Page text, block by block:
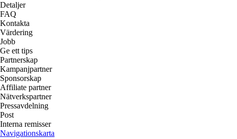
Detaljer
FAQ
Kontakta
Värdering
Jobb
Ge ett tips
Partnerskap
Kampanjpartner
Sponsorskap
Affiliate partner
Nätverkspartner
Pressavdelning
Post
Interna remisser
Navigationskarta